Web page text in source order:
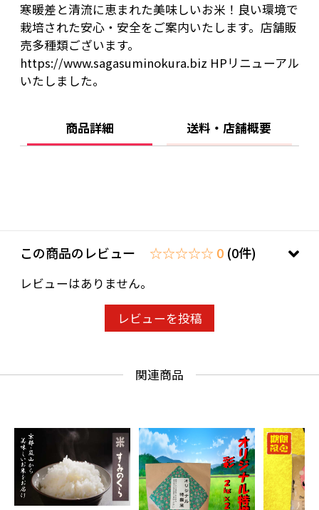
寒暖差と清流に恵まれた美味しいお米！良い環境で
栽培された安心・安全をご案内いたします。店舗販
売多種類ございます。
https://www.sagasuminokura.biz HPリニューアル
いたしました。
商品詳細 送料・店舗概要
この商品のレビュー ☆☆☆☆☆ 0 (0件)
レビューはありません。
レビューを投稿
関連商品